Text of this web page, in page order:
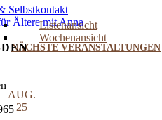
Listenansicht
Wochenansicht
NÄCHSTE VERANSTALTUNGEN
AUG.
25
Selbstkontakt
Ältere mit Anna